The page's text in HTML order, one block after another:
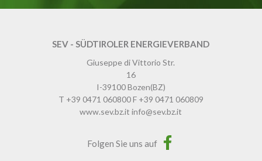
SEV - SÜDTIROLER ENERGIEVERBAND
Giuseppe di Vittorio Str.
16
I-39100Bozen(BZ)
T +39 0471 060800F +39 0471 060809
www.sev.bz.it info@sev.bz.it
Folgen Sie uns auf